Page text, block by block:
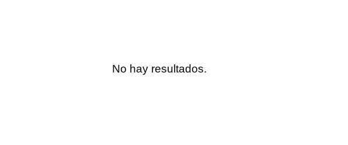
No hay resultados.